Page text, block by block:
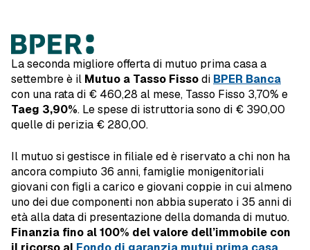
La seconda migliore offerta di mutuo prima casa a
settembre è il Mutuo a Tasso Fissodi BPER Banca
con una rata di € 460,28 al mese, Tasso Fisso 3,70% e
Taeg 3,90%. Le spese di istruttoria sono di € 390,00
quelle di perizia € 280,00.
Il mutuo si gestisce in filiale ed è riservato a chi non ha
ancora compiuto 36 anni, famiglie monigenitoriali
giovani con figli a carico e giovani coppie in cui almeno
uno dei due componenti non abbia superato i 35 anni di
età alla data di presentazione della domanda di mutuo.
Finanzia fino al 100% del valore dell’immobile con